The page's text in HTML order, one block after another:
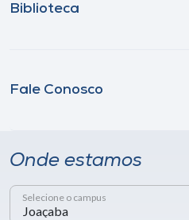
Biblioteca
Fale Conosco
Onde estamos
Selecione o campus